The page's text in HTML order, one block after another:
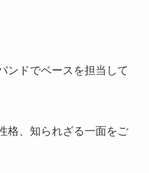
ンドでベースを担当して
格、知られざる一面をご